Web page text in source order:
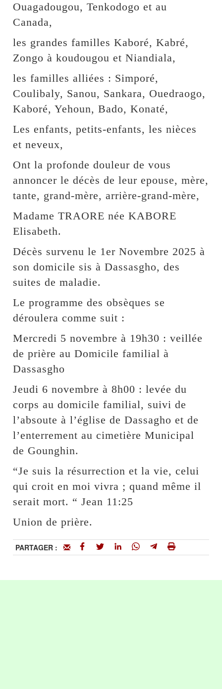
Ouagadougou, Tenkodogo et au
Canada,
les grandes familles Kaboré, Kabré,
Zongo à koudougou et Niandiala,
les familles alliées : Simporé,
Coulibaly, Sanou, Sankara, Ouedraogo,
Kaboré, Yehoun, Bado, Konaté,
Les enfants, petits-enfants, les nièces
et neveux,
Ont la profonde douleur de vous
annoncer le décès de leur epouse, mère,
tante, grand-mère, arrière-grand-mère,
Madame TRAORE née KABORE
Elisabeth.
Décès survenu le 1er Novembre 2025 à
son domicile sis à Dassasgho, des
suites de maladie.
Le programme des obsèques se
déroulera comme suit :
Mercredi 5 novembre à 19h30 : veillée
de prière au Domicile familial à
Dassasgho
Jeudi 6 novembre à 8h00 : levée du
corps au domicile familial, suivi de
l’absoute à l’église de Dassagho et de
l’enterrement au cimetière Municipal
de Gounghin.
“Je suis la résurrection et la vie, celui
qui croit en moi vivra ; quand même il
serait mort. “ Jean 11:25
Union de prière.
PARTAGER :